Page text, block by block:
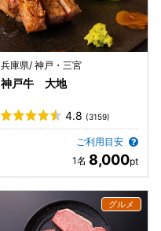
兵庫県/ 神戸・三宮
神戸牛 大地
4.8 (3159)
ご利用目安
8,000